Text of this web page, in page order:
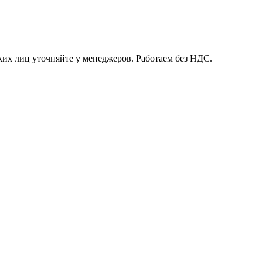
лиц уточняйте у менеджеров. Работаем без НДС.